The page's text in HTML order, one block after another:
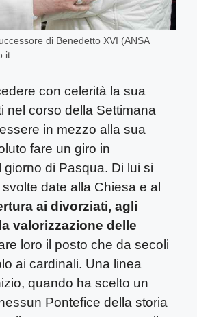
di Benedetto XVI (ANSA
con celerità la sua
nel corso della Settimana
in mezzo alla sua
fare un giro in
di Pasqua. Di lui si
date alla Chiesa e al
ai divorziati, agli
valorizzazione delle
loro il posto che da secoli
ai cardinali. Una linea
quando ha scelto un
Pontefice della storia